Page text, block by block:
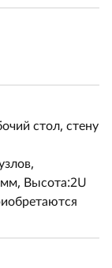
и
дома
Этот
также
также
стол, стену
Высота:2U